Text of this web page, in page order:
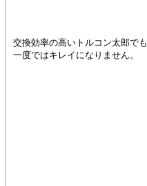
交換効率の高いトルコン太郎でも
一度ではキレイになりません。